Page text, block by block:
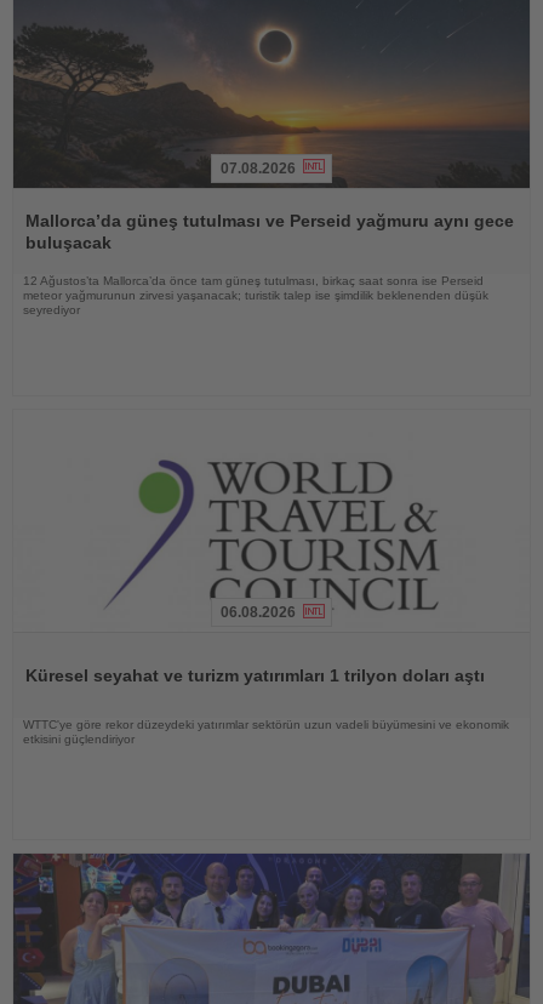
Oku
07.08.2026
Mallorca’da güneş tutulması ve Perseid yağmuru aynı gece
buluşacak
12 Ağustos’ta Mallorca’da önce tam güneş tutulması, birkaç saat sonra ise Perseid
meteor yağmurunun zirvesi yaşanacak; turistik talep ise şimdilik beklenenden düşük
seyrediyor
06.08.2026
Küresel seyahat ve turizm yatırımları 1 trilyon doları aştı
WTTC'ye göre rekor düzeydeki yatırımlar sektörün uzun vadeli büyümesini ve ekonomik
etkisini güçlendiriyor